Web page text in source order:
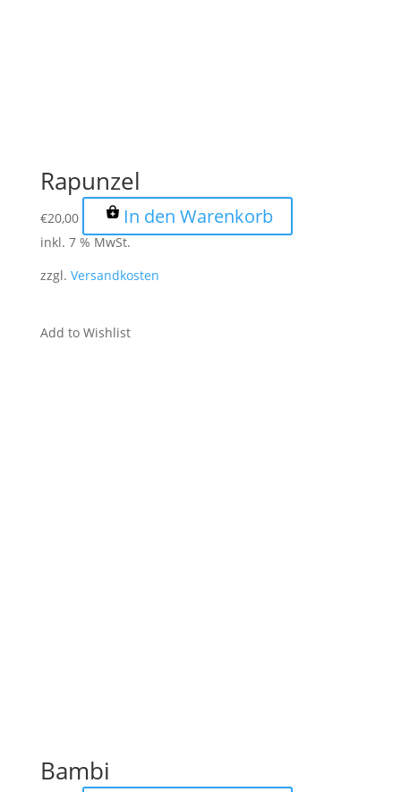
Rapunzel
€20,00 In den Warenkorb
inkl. 7 % MwSt.
zzgl. Versandkosten
Add to Wishlist
Bambi